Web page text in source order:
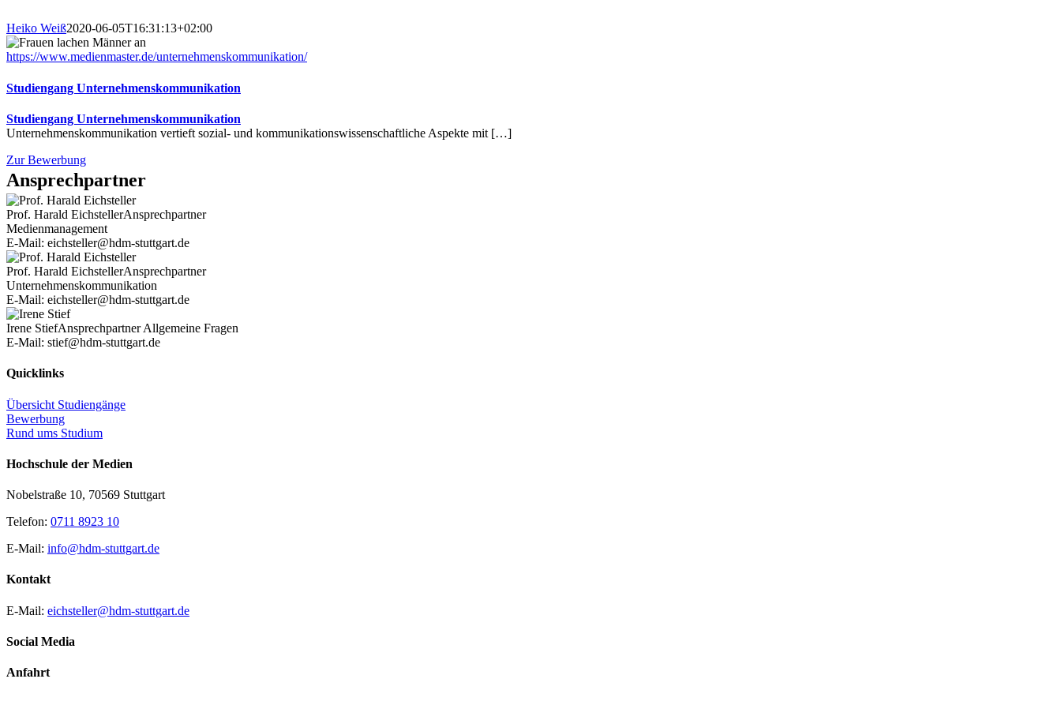
Heiko Weiß2020-06-05T16:31:13+02:00
https://www.medienmaster.de/unternehmenskommunikation/
Studiengang Unternehmenskommunikation
Studiengang Unternehmenskommunikation
Unternehmenskommunikation vertieft sozial- und kommunikationswissenschaftliche Aspekte mit […]
Zur Bewerbung
Ansprechpartner
Prof. Harald EichstellerAnsprechpartner
Medienmanagement
E-Mail: eichsteller@hdm-stuttgart.de
Prof. Harald EichstellerAnsprechpartner
Unternehmenskommunikation
E-Mail: eichsteller@hdm-stuttgart.de
Irene StiefAnsprechpartner Allgemeine Fragen
E-Mail: stief@hdm-stuttgart.de
Quicklinks
Übersicht Studiengänge
Bewerbung
Rund ums Studium
Hochschule der Medien
Nobelstraße 10, 70569 Stuttgart
Telefon: 0711 8923 10
E-Mail: info@hdm-stuttgart.de
Kontakt
E-Mail: eichsteller@hdm-stuttgart.de
Social Media
Anfahrt